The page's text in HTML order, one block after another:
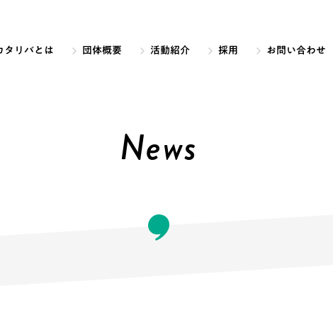
タリバとは 団体概要 活動紹介 採用 お問い合わせ
News